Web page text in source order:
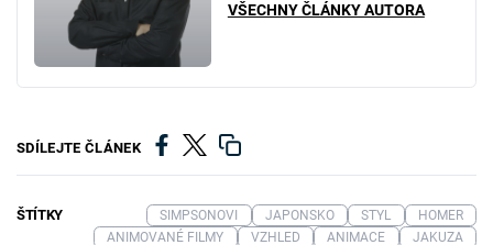
VŠECHNY ČLÁNKY AUTORA
SDÍLEJTE ČLÁNEK
ŠTÍTKY SIMPSONOVI JAPONSKO STYL
HOMER
ANIMOVANÉ FILMY
VZHLED ANIMACE JAKUZA